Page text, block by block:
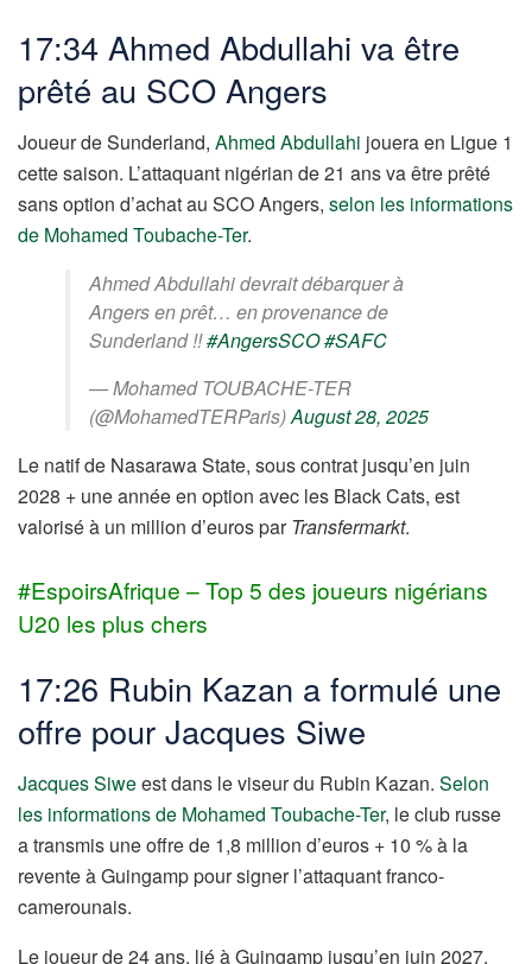
17:34 Ahmed Abdullahi va être
prêté au SCO Angers
Joueur de Sunderland, Ahmed Abdullahi jouera en Ligue 1
cette saison. L’attaquant nigérian de 21 ans va être prêté
sans option d’achat au SCO Angers, selon les informations
de Mohamed Toubache-Ter.
Ahmed Abdullahi devrait débarquer à
Angers en prêt… en provenance de
Sunderland !!#AngersSCO#SAFC
— Mohamed TOUBACHE-TER
(@MohamedTERParis)August 28, 2025
Le natif de Nasarawa State, sous contrat jusqu’en juin
2028 + une année en option avec les Black Cats, est
valorisé à un million d’euros par Transfermarkt.
#EspoirsAfrique – Top 5 des joueurs nigérians
U20 les plus chers
17:26 Rubin Kazan a formulé une
offre pour Jacques Siwe
Jacques Siweest dans le viseur du Rubin Kazan. Selon
les informations de Mohamed Toubache-Ter, le club russe
a transmis une offre de 1,8 million d’euros + 10 % à la
revente à Guingamp pour signer l’attaquant franco-
camerounais.
Le joueur de 24 ans, lié à Guingamp jusqu’en juin 2027,